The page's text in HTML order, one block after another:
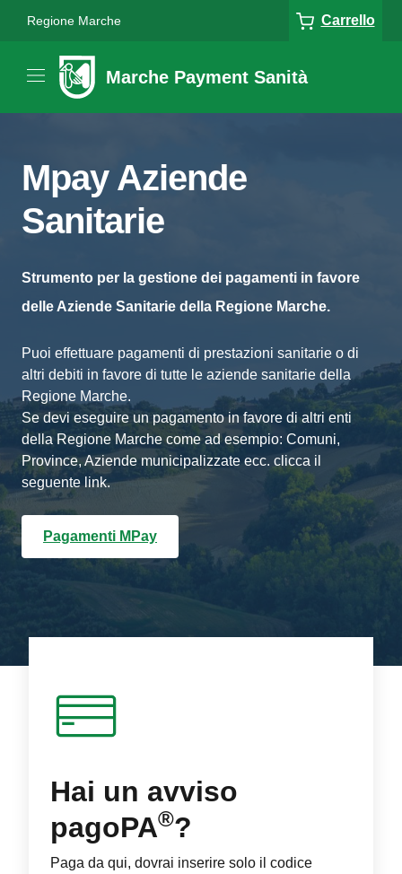
Regione Marche Carrello
Marche Payment Sanità
Mpay Aziende
Sanitarie
Strumento per la gestione dei pagamenti in favore
delle Aziende Sanitarie della Regione Marche.
Puoi effettuare pagamenti di prestazioni sanitarie o di
altri debiti in favore di tutte le aziende sanitarie della
Regione Marche.
Se devi eseguire un pagamento in favore di altri enti
della Regione Marche come ad esempio: Comuni,
Province, Aziende municipalizzate ecc. clicca il
seguente link.
Pagamenti MPay
Hai un avviso
pagoPA®?
Paga da qui, dovrai inserire solo il codice